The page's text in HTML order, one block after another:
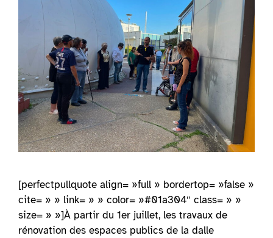
[perfectpullquote align= »full » bordertop= »false »
cite= » » link= » » color= »#01a304″ class= » »
size= » »]À partir du 1er juillet, les travaux de
rénovation des espaces publics de la dalle